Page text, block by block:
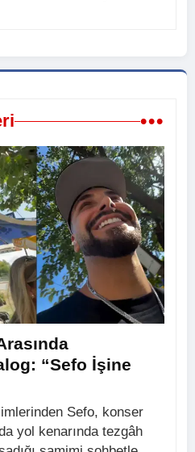
•••
“Sefo İşine
Sefo, konser
yol kenarında tezgâh